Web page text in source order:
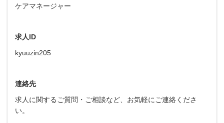
ケアマネージャー
求人ID
kyuuzin205
連絡先
求人に関するご質問・ご相談など、お気軽にご連絡くださ
い。